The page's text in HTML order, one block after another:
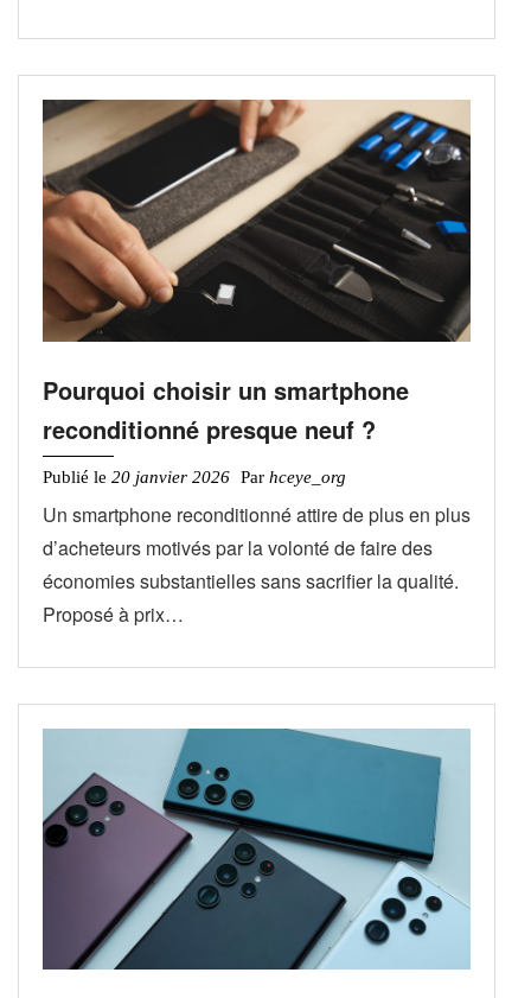
Pourquoi choisir un smartphone
reconditionné presque neuf ?
Publié le 20 janvier 2026 Par hceye_org
Un smartphone reconditionné attire de plus en plus
d’acheteurs motivés par la volonté de faire des
économies substantielles sans sacrifier la qualité.
Proposé à prix…